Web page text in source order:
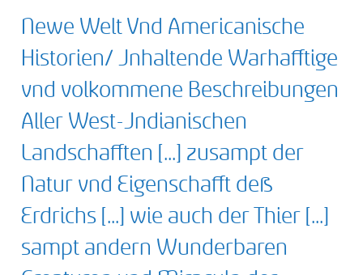
title descending
format ascending
publication date
publication date
Newe Welt Vnd Americanische
Historien/ Jnhaltende Warhafftige
vnd volkommene Beschreibungen
Aller West-Jndianischen
Landschafften [...] zusampt der
Natur vnd Eigenschafft deß
Erdrichs [...] wie auch der Thier [...]
sampt andern Wunderbaren